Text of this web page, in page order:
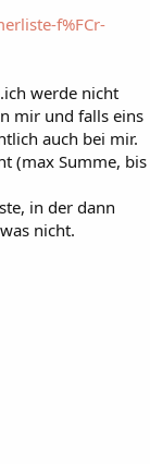
f%FCr-
werde nicht
mir und falls eins
auch bei mir.
(max Summe, bis
in der dann
nicht.